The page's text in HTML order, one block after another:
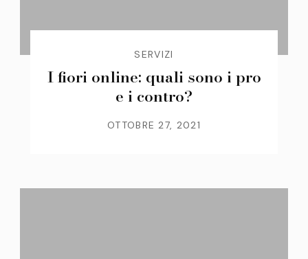
SERVIZI
I fiori online: quali sono i pro
e i contro?
OTTOBRE 27, 2021